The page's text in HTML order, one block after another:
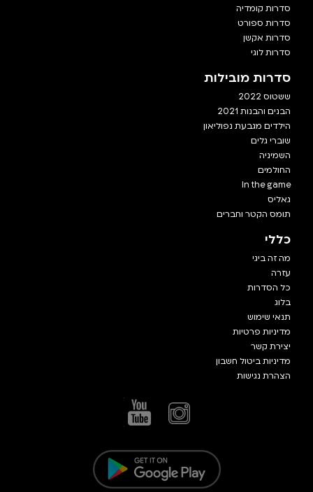
סדרות קומדיה
סדרות ספורט
סדרות אקשן
סדרות לוגי
סדרות מובילות
ששטוס 2022
הבנים והבנות 2021
הילדים מגבעת נפוליאון
שוברי גלים
השמיניה
החולמים
In the game
גאליס
תומס הקטר וחברים
כללי
מה זה ביגי
עזרה
כל הסדרות
בלוג
תנאי שימוש
מדיניות פרטיות
יצירת קשר
מדיניות ביטול חשבון
הצהרת נגישות